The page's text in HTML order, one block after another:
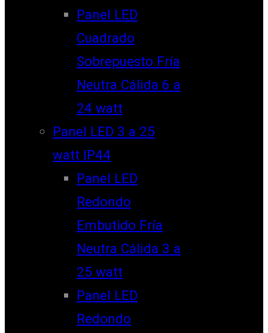
Panel LED
Cuadrado
Sobrepuesto Fría
Neutra Cálida 6 a
24 watt
Panel LED 3 a 25
watt IP44
Panel LED
Redondo
Embutido Fría
Neutra Cálida 3 a
25 watt
Panel LED
Redondo